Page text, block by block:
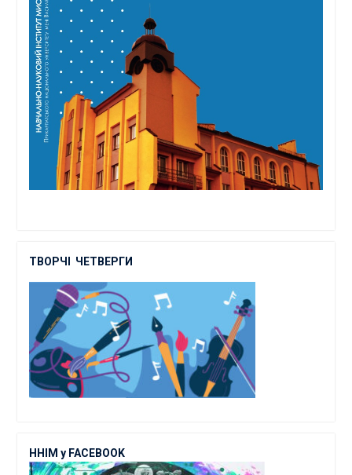
ТВОРЧІ ЧЕТВЕРГИ
ННІМ у FACEBOOK